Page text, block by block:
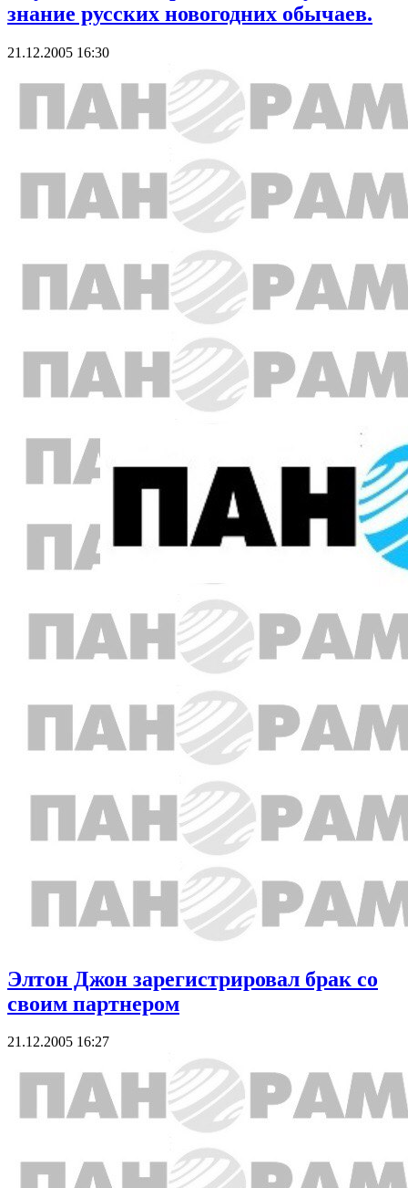
знание русских новогодних обычаев.
21.12.2005 16:30
Элтон Джон зарегистрировал брак со
своим партнером
21.12.2005 16:27